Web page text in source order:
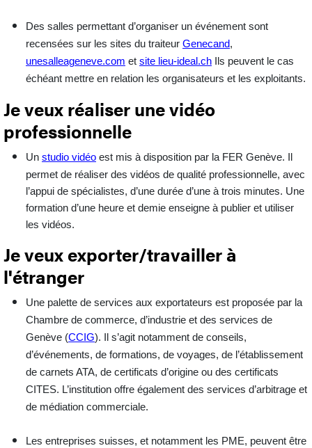
Des salles permettant d’organiser un événement sont
recensées sur les sites du traiteur Genecand,
unesalleageneve.com et site lieu-ideal.ch Ils peuvent le cas
échéant mettre en relation les organisateurs et les exploitants.
Je veux réaliser une vidéo
professionnelle
Un studio vidéo est mis à disposition par la FER Genève. Il
permet de réaliser des vidéos de qualité professionnelle, avec
l’appui de spécialistes, d’une durée d’une à trois minutes. Une
formation d’une heure et demie enseigne à publier et utiliser
les vidéos.
Je veux exporter/travailler à
l'étranger
Une palette de services aux exportateurs est proposée par la
Chambre de commerce, d’industrie et des services de
Genève (CCIG). Il s’agit notamment de conseils,
d’événements, de formations, de voyages, de l’établissement
de carnets ATA, de certificats d’origine ou des certificats
CITES. L’institution offre également des services d’arbitrage et
de médiation commerciale.
Les entreprises suisses, et notamment les PME, peuvent être